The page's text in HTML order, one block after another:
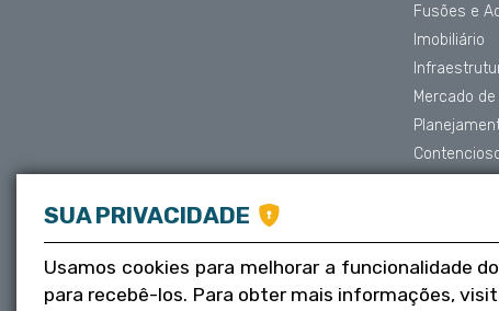
Fusões e
Imobiliário
Mercado
Trabalhista
Tributário
SUA PRIVACIDADE
Usamos cookies para melhorar a funcionalidade
para recebê-los. Para obter mais informações,